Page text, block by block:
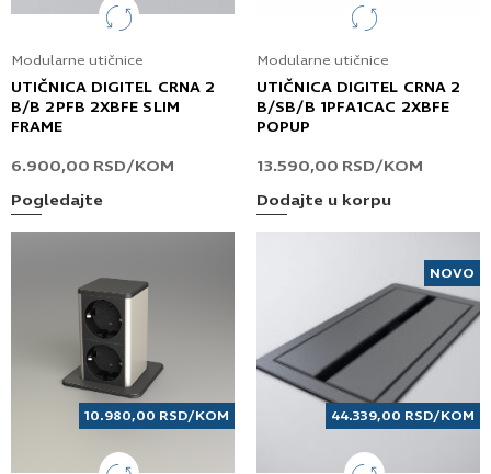
Modularne utičnice
UTIČNICA DIGITEL CRNA 2
B/B 2PFB 2XBFE SLIM
FRAME
6.900,00 RSD/KOM
Pogledajte
Modularne utičnice
UTIČNICA DIGITEL CRNA 2
B/SB/B 1PFA1CAC 2XBFE
POPUP
13.590,00 RSD/KOM
Dodajte u korpu
10.980,00 RSD/KOM
NOVO
44.339,00 RSD/KOM